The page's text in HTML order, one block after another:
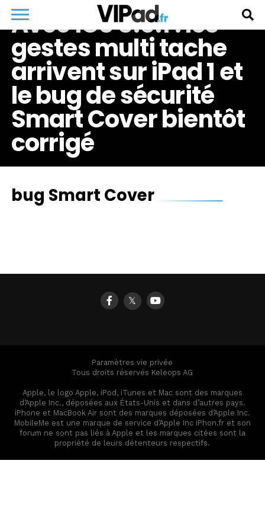
Avec iOS 5.0.1 : les
gestes multi tache
arrivent sur iPad 1 et
le bug de sécurité
Smart Cover bientôt
corrigé
bug Smart Cover
𝕏
Paramètres vie privée
Tous droits réservés Keleops AG
Apple, le logo Apple, iPod, iTunes et Mac sont des marques
d’Apple Inc., déposées aux États-Unis et dans d’autres pays.
iPhone et MacBook Air sont des marques déposées d’Apple Inc.
MobileMe est une marque de service d’Apple Inc iPhon.fr et son
forum ne sont pas liés à Apple et les marques citées sont la
propriété de leurs détenteurs respectifs.